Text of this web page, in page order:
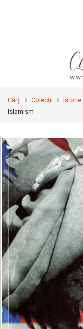
Cărți Colecții Istorie
Islamism